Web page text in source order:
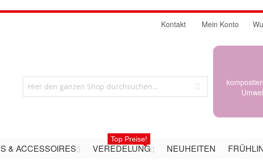
Mein Konto
Kontakt
& ACCESSOIRES VEREDELUNG
Top Preise!
NEUHEITEN